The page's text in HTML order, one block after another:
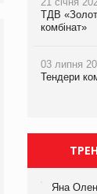
ТДВ
комбінат»
03 липня
Тендери
Яна